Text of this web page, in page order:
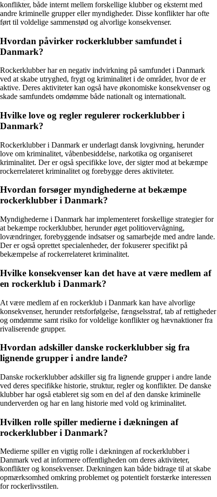
konflikter, både internt mellem forskellige klubber og eksternt med
andre kriminelle grupper eller myndigheder. Disse konflikter har ofte
ført til voldelige sammenstød og alvorlige konsekvenser.
Hvordan påvirker rockerklubber samfundet i
Danmark?
Rockerklubber har en negativ indvirkning på samfundet i Danmark
ved at skabe utryghed, frygt og kriminalitet i de områder, hvor de er
aktive. Deres aktiviteter kan også have økonomiske konsekvenser og
skade samfundets omdømme både nationalt og internationalt.
Hvilke love og regler regulerer rockerklubber i
Danmark?
Rockerklubber i Danmark er underlagt dansk lovgivning, herunder
love om kriminalitet, våbenbesiddelse, narkotika og organiseret
kriminalitet. Der er også specifikke love, der sigter mod at bekæmpe
rockerrelateret kriminalitet og forebygge deres aktiviteter.
Hvordan forsøger myndighederne at bekæmpe
rockerklubber i Danmark?
Myndighederne i Danmark har implementeret forskellige strategier for
at bekæmpe rockerklubber, herunder øget politiovervågning,
lovændringer, forebyggende indsatser og samarbejde med andre lande.
Der er også oprettet specialenheder, der fokuserer specifikt på
bekæmpelse af rockerrelateret kriminalitet.
Hvilke konsekvenser kan det have at være medlem af
en rockerklub i Danmark?
At være medlem af en rockerklub i Danmark kan have alvorlige
konsekvenser, herunder retsforfølgelse, fængselsstraf, tab af rettigheder
og omdømme samt risiko for voldelige konflikter og hævnaktioner fra
rivaliserende grupper.
Hvordan adskiller danske rockerklubber sig fra
lignende grupper i andre lande?
Danske rockerklubber adskiller sig fra lignende grupper i andre lande
ved deres specifikke historie, struktur, regler og konflikter. De danske
klubber har også etableret sig som en del af den danske kriminelle
underverden og har en lang historie med vold og kriminalitet.
Hvilken rolle spiller medierne i dækningen af
rockerklubber i Danmark?
Medierne spiller en vigtig rolle i dækningen af rockerklubber i
Danmark ved at informere offentligheden om deres aktiviteter,
konflikter og konsekvenser. Dækningen kan både bidrage til at skabe
opmærksomhed omkring problemet og potentielt forstærke interessen
for rockerlivsstilen.